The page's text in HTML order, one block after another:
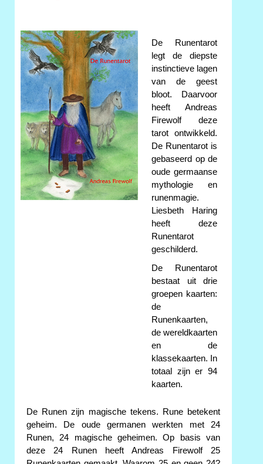
De Runentarot
legt de diepste
instinctieve lagen
van de geest
bloot. Daarvoor
heeft Andreas
Firewolf deze
tarot ontwikkeld.
De Runentarot is
gebaseerd op de
oude germaanse
mythologie en
runenmagie.
Liesbeth Haring
heeft deze
Runentarot
geschilderd.
De Runentarot
bestaat uit drie
groepen kaarten:
de
Runenkaarten,
de wereldkaarten
en de
klassekaarten. In
totaal zijn er 94
kaarten.
De Runen zijn magische tekens. Rune betekent
geheim. De oude germanen werkten met 24
Runen, 24 magische geheimen. Op basis van
deze 24 Runen heeft Andreas Firewolf 25